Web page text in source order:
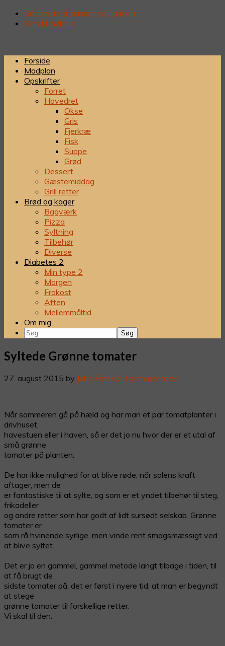
Gå direkte til primær navigation
Skip til indhold
Forside
Madplan
Opskrifter
Forret
Hovedret
Okse
Gris
Fjerkræ
Fisk
Suppe
Grød
Dessert
Gæstemiddag
Grill retter
Brød og kager
Bagværk
Pizza
Syltning
Tilbehør
Diverse
Diabetes 2
Min type 2
Morgen
Frokost
Aften
Mellemmåltid
Om mig
Søg
Syltede Grønne tomater
27. august 2015 by John Frøslev 3 kommentarer
Når sommeren gå på hæld og har man et par tomatplanter i
drivhuset,
havestuen eller i haven, så er det jo nu hvor der er et utal af
små grønne
tomater på planten.
De har ikke mulighed for at blive røde, når solens kraft
aftager, men de
er fantastiske til at sylte, og som er et yndet tilbehør til steg,
frikadeller
og andre retter som har godt af lidt sursødt selskab. Grønne
tomater er
som rå hvinende syrlige, men vinde rent smagsmæssigt ved
at blive syltet.
Det er jo en gammel, gammel metode langt tilbage i tiden, til
at få brugt de
sidste tomater på, det er først i nyere tid, at man er begyndt
at stege
grønne tomater til forskellige retter.
Vi skal til den.